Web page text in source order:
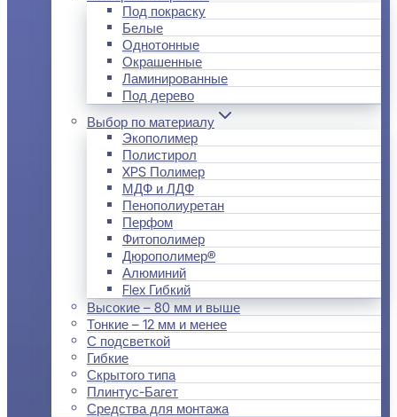
Под покраску
Белые
Однотонные
Окрашенные
Ламинированные
Под дерево
Выбор по материалу
Экополимер
Полистирол
XPS Полимер
МДФ и ЛДФ
Пенополиуретан
Перфом
Фитополимер
Дюрополимер®
Алюминий
Flex Гибкий
Высокие – 80 мм и выше
Тонкие – 12 мм и менее
С подсветкой
Гибкие
Скрытого типа
Плинтус-Багет
Средства для монтажа